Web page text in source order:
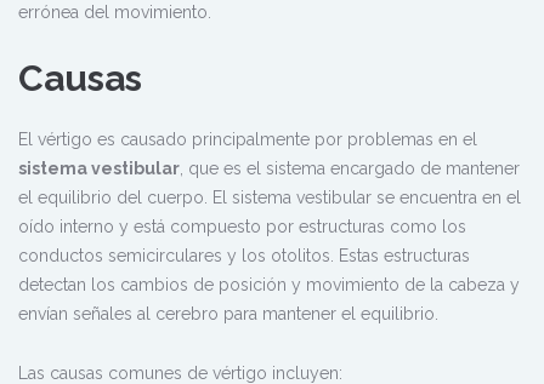
errónea del movimiento.
Causas
El vértigo es causado principalmente por problemas en el
sistema vestibular , que es el sistema encargado de mantener
el equilibrio del cuerpo. El sistema vestibular se encuentra en el
oído interno y está compuesto por estructuras como los
conductos semicirculares y los otolitos. Estas estructuras
detectan los cambios de posición y movimiento de la cabeza y
envían señales al cerebro para mantener el equilibrio.
Las causas comunes de vértigo incluyen: